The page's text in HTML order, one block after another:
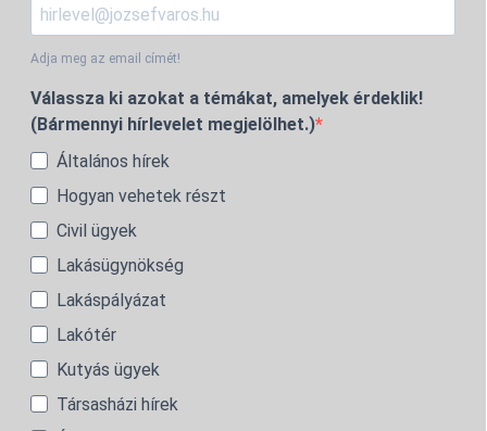
Adja meg az email címét!
Válassza ki azokat a témákat, amelyek érdeklik!
(Bármennyi hírlevelet megjelölhet.)
Általános hírek
Hogyan vehetek részt
Civil ügyek
Lakásügynökség
Lakáspályázat
Lakótér
Kutyás ügyek
Társasházi hírek